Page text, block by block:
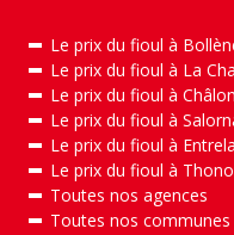
Le prix du fioul à
Le prix du fioul à La
Le prix du fioul à Châlon
Le prix du fioul à
Le prix du fioul à
Le prix du fioul à
Toutes nos agences
Toutes nos communes